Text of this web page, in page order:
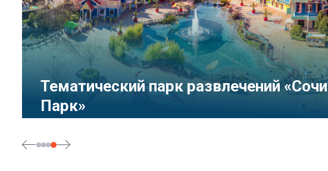
Тематический парк развлечений «Сочи
Парк»